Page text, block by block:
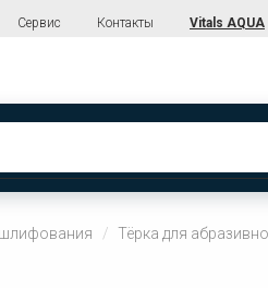
Сервис Контакты Vitals AQUA
Тёрка для